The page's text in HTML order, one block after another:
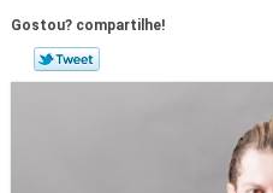
Gostou? compartilhe!